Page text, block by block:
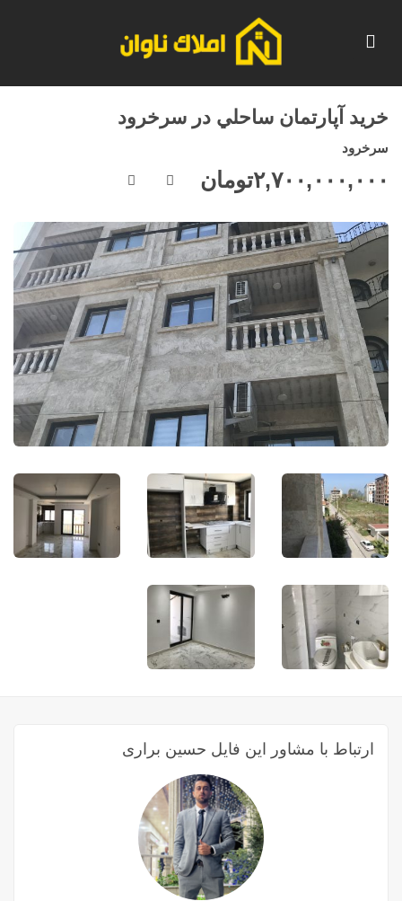
خريد آپارتمان ساحلي در سرخرود
سرخرود
۲,۷۰۰,۰۰۰,۰۰۰تومان
ارتباط با مشاور این فایل حسین براری